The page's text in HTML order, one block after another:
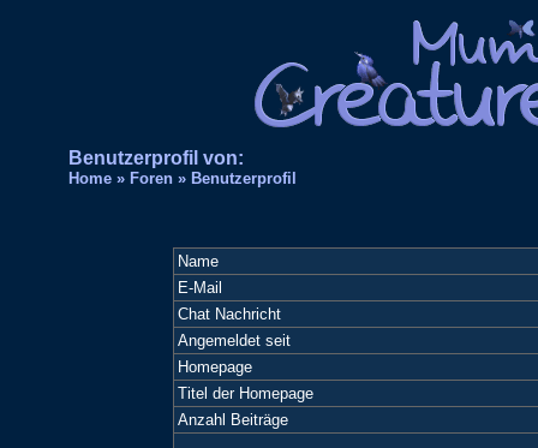
Benutzerprofil von:
Home» Foren» Benutzerprofil
Name
E-Mail
Chat Nachricht
Angemeldet seit
Homepage
Titel der Homepage
Anzahl Beiträge